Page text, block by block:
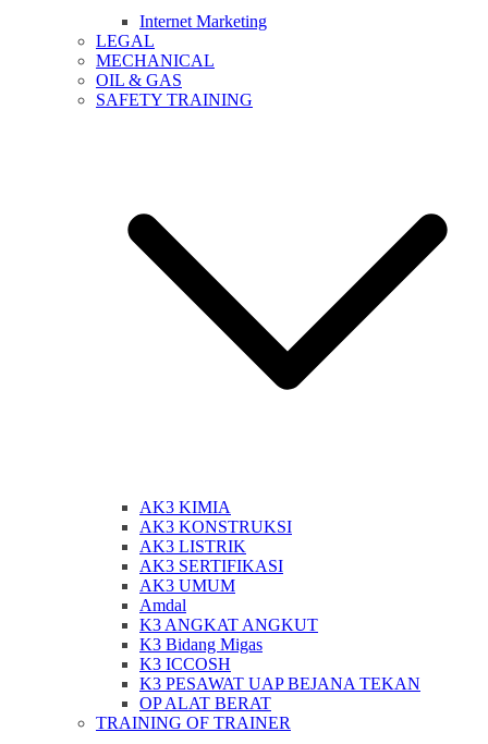
Internet Marketing
LEGAL
MECHANICAL
OIL & GAS
SAFETY TRAINING
AK3 KIMIA
AK3 KONSTRUKSI
AK3 LISTRIK
AK3 SERTIFIKASI
AK3 UMUM
Amdal
K3 ANGKAT ANGKUT
K3 Bidang Migas
K3 ICCOSH
K3 PESAWAT UAP BEJANA TEKAN
OP ALAT BERAT
TRAINING OF TRAINER